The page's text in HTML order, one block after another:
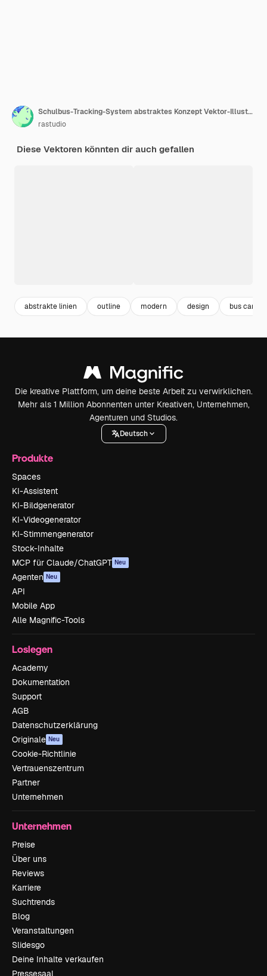
Schulbus-Tracking-System abstraktes Konzept Vektor-Illustration
rastudio
Diese Vektoren könnten dir auch gefallen
abstrakte linien outline modern design bus
Die kreative Plattform, um deine beste Arbeit zu verwirklichen.
Mehr als 1 Million Abonnenten unter Kreativen, Unternehmen,
Agenturen und Studios.
Deutsch
Produkte
Spaces
KI-Assistent
KI-Bildgenerator
KI-Videogenerator
KI-Stimmengenerator
Stock-Inhalte
MCP für Claude/ChatGPT Neu
Agenten Neu
API
Mobile App
Alle Magnific-Tools
Loslegen
Academy
Dokumentation
Support
AGB
Datenschutzerklärung
Originale Neu
Cookie-Richtlinie
Vertrauenszentrum
Partner
Unternehmen
Unternehmen
Preise
Über uns
Reviews
Karriere
Suchtrends
Blog
Veranstaltungen
Slidesgo
Deine Inhalte verkaufen
Pressesaal